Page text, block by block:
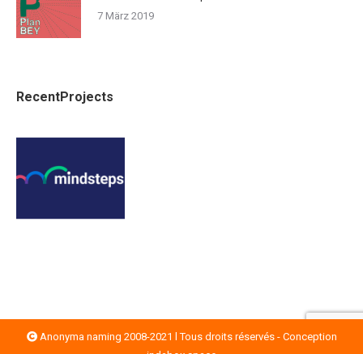
7 März 2019
RecentProjects
Anonyma naming 2008-2021 l Tous droits réservés - Conception